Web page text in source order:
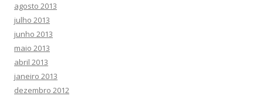
agosto 2013
julho 2013
junho 2013
maio 2013
abril 2013
janeiro 2013
dezembro 2012